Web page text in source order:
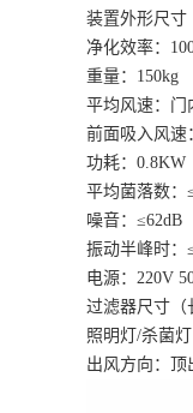
装置外形尺寸
净化效率：
重量：150kg
平均风速：门
前面吸入风速
功耗：0.8KW
平均菌落数：
噪音：≤62dB
振动半峰时：
电源：220V
过滤器尺寸（
照明灯/杀菌
出风方向：顶